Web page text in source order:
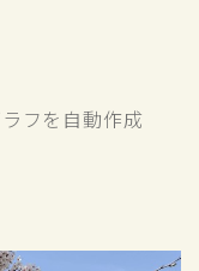
フを自動作成